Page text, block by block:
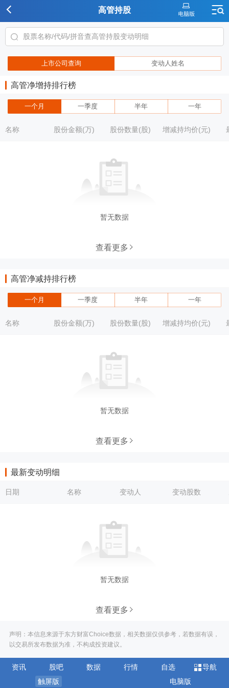
高管持股
上市公司查询 变动人姓名
高管净增持排行榜
一个月 一季度 半年 一年
名称 股份金额(万) 股份数量(股) 增减持均价(元)
暂无数据
查看更多
高管净减持排行榜
一个月 一季度 半年 一年
名称 股份金额(万) 股份数量(股) 增减持均价(元)
暂无数据
查看更多
最新变动明细
日期 名称 变动人 变动股数
暂无数据
查看更多
声明：本信息来源于东方财富Choice数据，相关数据仅供参考，若数据有误，
以交易所发布数据为准，不构成投资建议。
资讯 股吧 数据 行情 自选
导航
触屏版
电脑版